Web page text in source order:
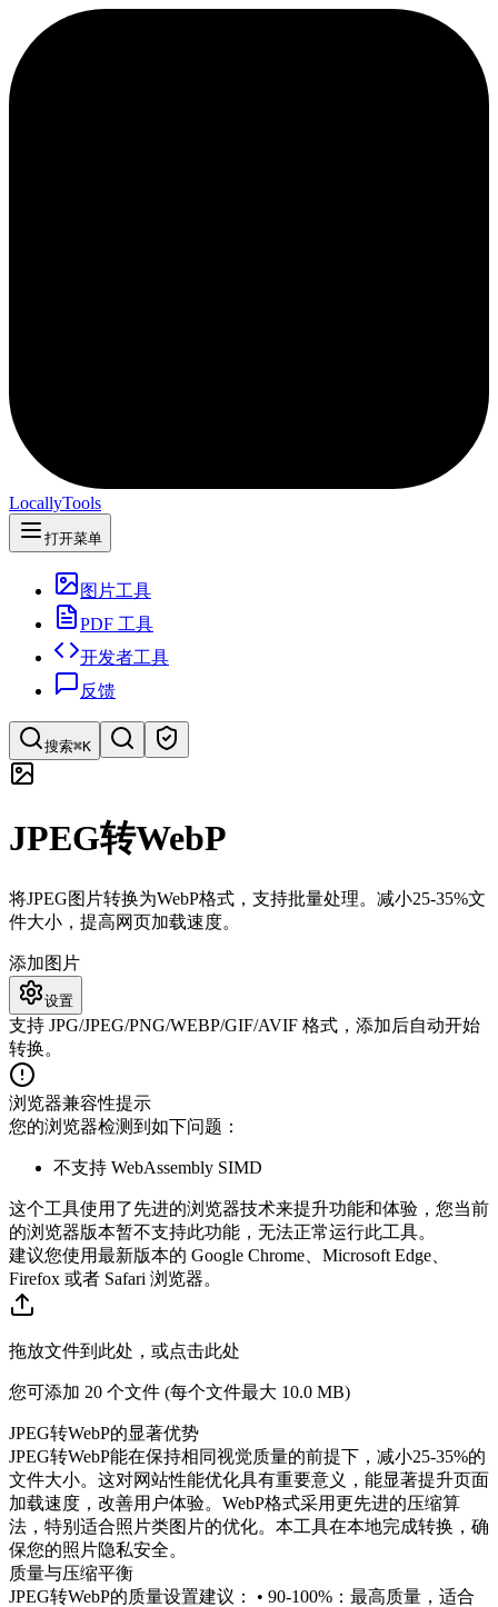
LocallyTools
打开菜单
图片工具
PDF 工具
开发者工具
反馈
搜索⌘K
快速搜索工具
JPEG转WebP
将JPEG图片转换为WebP格式，支持批量处理。减小25-35%文
件大小，提高网页加载速度。
添加图片
设置
支持 JPG/JPEG/PNG/WEBP/GIF/AVIF 格式，添加后自动开始
转换。
浏览器兼容性提示
您的浏览器检测到如下问题：
不支持 WebAssembly SIMD
这个工具使用了先进的浏览器技术来提升功能和体验，您当前
的浏览器版本暂不支持此功能，无法正常运行此工具。
建议您使用最新版本的 Google Chrome、Microsoft Edge、
Firefox 或者 Safari 浏览器。
拖放文件到此处，或点击此处
您可添加 20 个文件 (每个文件最大 10.0 MB)
JPEG转WebP的显著优势
JPEG转WebP能在保持相同视觉质量的前提下，减小25-35%的
文件大小。这对网站性能优化具有重要意义，能显著提升页面
加载速度，改善用户体验。WebP格式采用更先进的压缩算
法，特别适合照片类图片的优化。本工具在本地完成转换，确
保您的照片隐私安全。
质量与压缩平衡
JPEG转WebP的质量设置建议： • 90-100%：最高质量，适合